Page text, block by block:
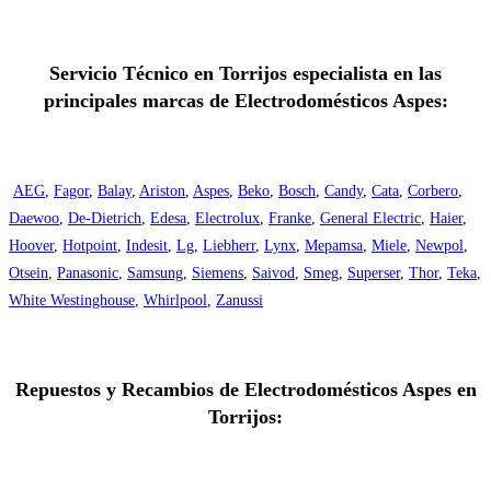
Servicio Técnico en Torrijos especialista en las
principales marcas de Electrodomésticos Aspes:
AEG, Fagor, Balay, Ariston, Aspes, Beko, Bosch, Candy, Cata, Corbero,
Daewoo, De-Dietrich, Edesa, Electrolux, Franke, General Electric, Haier,
Hoover, Hotpoint, Indesit, Lg, Liebherr, Lynx, Mepamsa, Miele, Newpol,
Otsein, Panasonic, Samsung, Siemens, Saivod, Smeg, Superser, Thor, Teka,
White Westinghouse, Whirlpool, Zanussi
Repuestos y Recambios de Electrodomésticos Aspes en
Torrijos: